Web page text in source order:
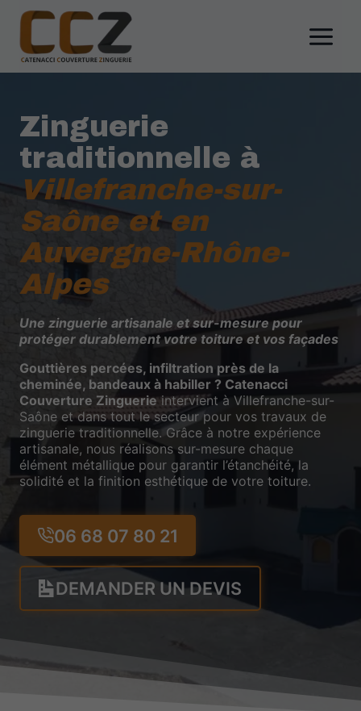
Aller
contenu
Zinguerie
traditionnelle à
Villefranche-sur-
Saône et en
Auvergne-Rhône-
Alpes
Une zinguerie artisanale et sur-mesure pour
protéger durablement votre toiture et vos façades
Gouttières percées, infiltration près de la
cheminée, bandeaux à habiller ? Catenacci
Couverture Zinguerieintervient à Villefranche-sur-
Saône et dans tout le secteur pour vos travaux de
zinguerie traditionnelle. Grâce à notre expérience
artisanale, nous réalisons sur-mesure chaque
élément métallique pour garantir l’étanchéité, la
solidité et la finition esthétique de votre toiture.
06 68 07 80 21
DEMANDER UN DEVIS